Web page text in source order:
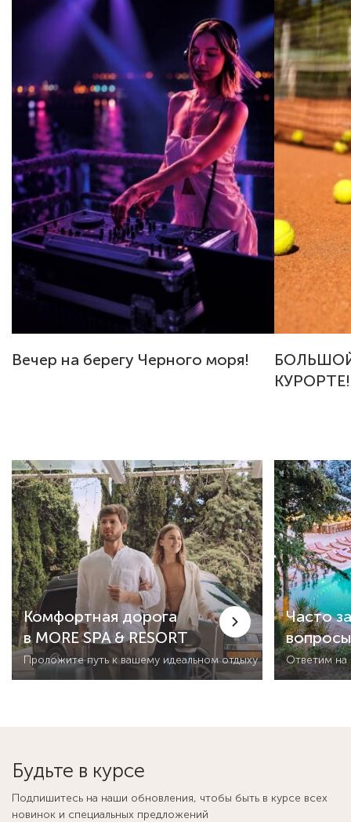
Вечер на берегу Черного моря!
КУРОРТЕ!
Комфортная дорога
в MORE SPA & RESORT
Проложите путь к вашему идеальном отдыху
Часто
вопросы
Ответим на
Будьте в курсе
Подпишитесь на наши обновления, чтобы быть в курсе всех
новинок и специальных предложений